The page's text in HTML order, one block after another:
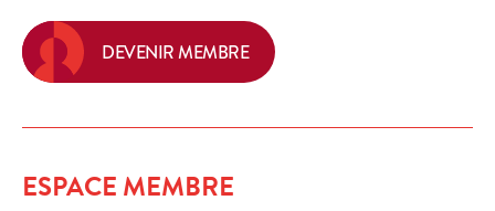
DEVENIR MEMBRE
ESPACE MEMBRE